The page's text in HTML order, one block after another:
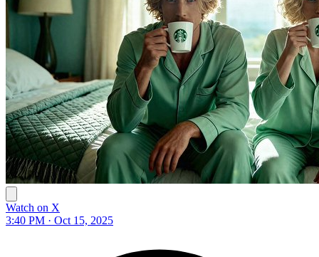
Watch on X
3:40 PM · Oct 15, 2025